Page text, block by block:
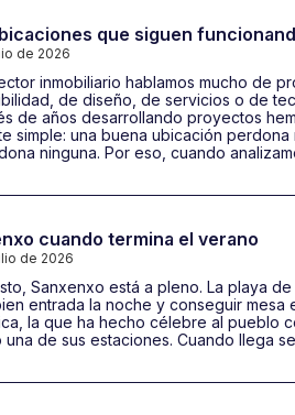
que siguen
de 2026
inmobiliario hablamos mucho de
de diseño, de servicios o de
de años desarrollando proyectos
simple: una buena ubicación perdona
ninguna. Por eso, cuando
cuando termina el verano
de 2026
Sanxenxo está a pleno. La playa
entrada la noche y conseguir mesa
la que ha hecho célebre al pueblo
una de sus estaciones. Cuando llega